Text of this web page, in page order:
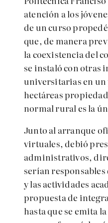
atención a los
de un curso
que, de manera
la coexistencia del
se instaló con otras
universitarias en un
hectáreas
normal rural es la
Junto al arranque
virtuales, debió
administrativos,
serían
y las actividades
propuesta de
hasta que se emita